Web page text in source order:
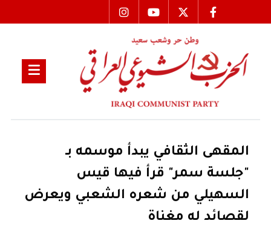
المقهى الثقافي يبدأ موسمه بـ
"جلسة سمر" قرأ فيها قيس
السهيلي من شعره الشعبي ويعرض
لقصائد له مغناة